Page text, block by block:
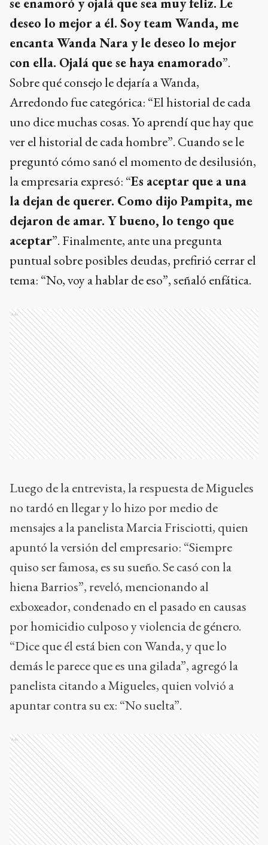
deseo lo mejor a él. Soy team Wanda, me
encanta Wanda Nara y le deseo lo mejor
con ella. Ojalá que se haya enamorado”.
Sobre qué consejo le dejaría a Wanda,
Arredondo fue categórica: “El historial de cada
uno dice muchas cosas. Yo aprendí que hay que
ver el historial de cada hombre”. Cuando se le
preguntó cómo sanó el momento de desilusión,
la empresaria expresó: “Es aceptar que a una
la dejan de querer. Como dijo Pampita, me
dejaron de amar. Y bueno, lo tengo que
aceptar”. Finalmente, ante una pregunta
puntual sobre posibles deudas, prefirió cerrar el
tema: “No, voy a hablar de eso”, señaló enfática.
Ads
Luego de la entrevista, la respuesta de Migueles
no tardó en llegar y lo hizo por medio de
mensajes a la panelista Marcia Frisciotti, quien
apuntó la versión del empresario: “Siempre
quiso ser famosa, es su sueño. Se casó con la
hiena Barrios”, reveló, mencionando al
exboxeador, condenado en el pasado en causas
por homicidio culposo y violencia de género.
“Dice que él está bien con Wanda, y que lo
demás le parece que es una gilada”, agregó la
panelista citando a Migueles, quien volvió a
apuntar contra su ex: “No suelta”.
Ads